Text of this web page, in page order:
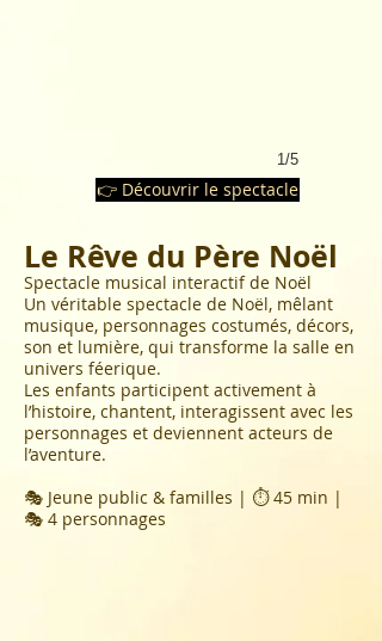
1/5
👉 Découvrir le spectacle
Le Rêve du Père Noël
Spectacle musical interactif de Noël
Un véritable spectacle de Noël, mêlant
musique, personnages costumés, décors,
son et lumière, qui transforme la salle en
univers féerique.
Les enfants participent activement à
l’histoire, chantent, interagissent avec les
personnages et deviennent acteurs de
l’aventure.
🎭 Jeune public & familles | ⏱ 45 min |
🎭 4 personnages